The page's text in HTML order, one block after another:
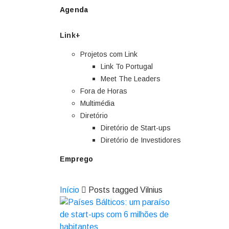
Agenda
Link+
Projetos com Link
Link To Portugal
Meet The Leaders
Fora de Horas
Multimédia
Diretório
Diretório de Start-ups
Diretório de Investidores
Emprego
Início Posts tagged Vilnius